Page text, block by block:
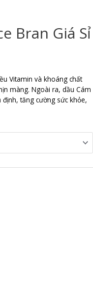
Bran Giá Sỉ
Vitamin và khoáng chất
màng. Ngoài ra, dầu Cám
tăng cường sức khỏe,